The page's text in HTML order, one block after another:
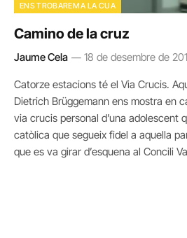
ENS TROBAREM A LA CUA
Camino de la cruz
Jaume Cela 18 de desembre de
Catorze estacions té el Via Crucis.
Dietrich Brüggemann ens mostra en
via crucis personal d’una adolescent
catòlica que segueix fidel a aquella
que es va girar d’esquena al Concili